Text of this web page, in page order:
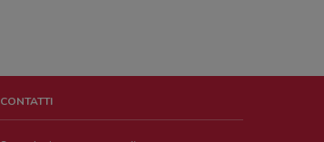
CONTATTI